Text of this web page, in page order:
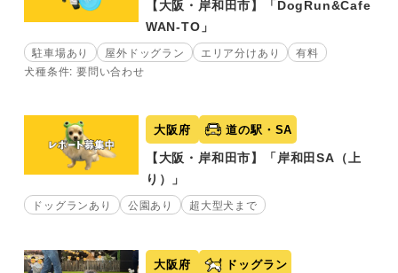
【大阪・岸和田市】「DogRun&Cafe
WAN-TO」
駐車場あり 屋外ドッグラン エリア分けあり
有料
犬種条件: 要問い合わせ
大阪府 道の駅・SA
【大阪・岸和田市】「岸和田SA（上
り）」
ドッグランあり 公園あり 超大型犬まで
大阪府 ドッグラン